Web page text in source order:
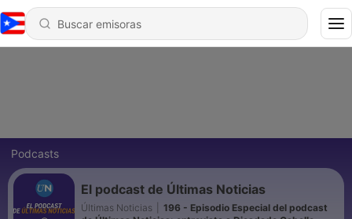
Podcasts
El podcast de Últimas Noticias
Últimas Noticias
196 - Episodio Especial del podcast